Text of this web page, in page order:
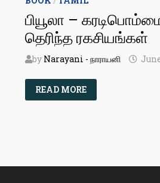
பியூலா –
தெரிந்த ரகசியங்கள்
by Narayani - நாராயனி
பியூலா
–
கரடிபொம்மைகளுக்குத்
READ MORE